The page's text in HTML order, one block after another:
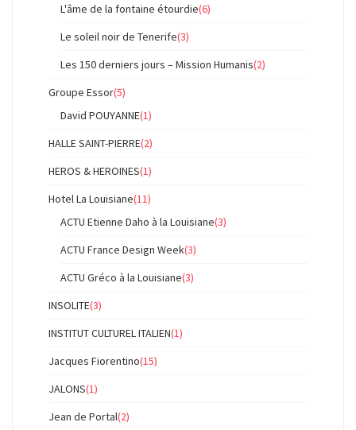
L'âme de la fontaine étourdie(6)
Le soleil noir de Tenerife(3)
Les 150 derniers jours – Mission Humanis(2)
Groupe Essor(5)
David POUYANNE(1)
HALLE SAINT-PIERRE(2)
HEROS & HEROINES(1)
Hotel La Louisiane(11)
ACTU Etienne Daho à la Louisiane(3)
ACTU France Design Week(3)
ACTU Gréco à la Louisiane(3)
INSOLITE(3)
INSTITUT CULTUREL ITALIEN(1)
Jacques Fiorentino(15)
JALONS(1)
Jean de Portal(2)